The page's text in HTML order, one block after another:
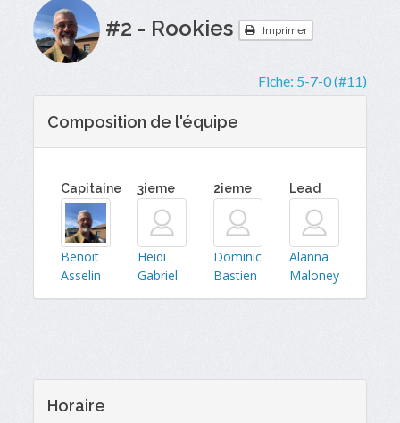
#2 - Rookies Imprimer
Fiche: 5-7-0 (#11)
Composition de l'équipe
Capitaine
Benoit
Asselin
3ieme
Heidi
Gabriel
2ieme
Dominic
Bastien
Lead
Alanna
Maloney
Horaire